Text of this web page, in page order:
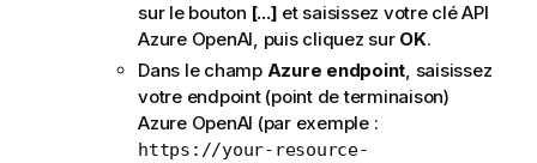
sur le bouton [...] et saisissez votre clé API
Azure OpenAI, puis cliquez sur OK.
Dans le champ Azure endpoint, saisissez
votre endpoint (point de terminaison)
Azure OpenAI (par exemple :
https://your-resource-